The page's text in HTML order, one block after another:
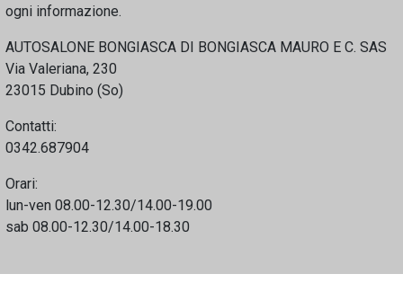
ogni informazione.
AUTOSALONE BONGIASCA DI BONGIASCA MAURO E C. SAS
Via Valeriana, 230
23015 Dubino (So)
Contatti:
0342.687904
Orari:
lun-ven 08.00-12.30/14.00-19.00
sab 08.00-12.30/14.00-18.30